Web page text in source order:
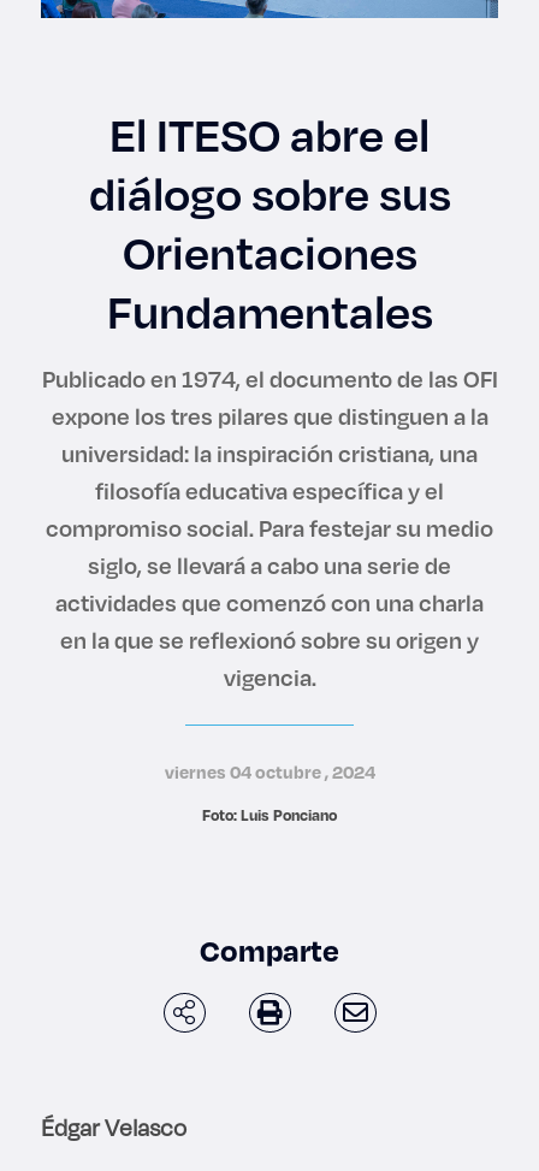
Graduaciones
Lo más buscado
Carreras
Derecho
Prepa ITESO
El ITESO abre el
diálogo sobre sus
Orientaciones
Fundamentales
Publicado en 1974, el documento de las OFI
expone los tres pilares que distinguen a la
universidad: la inspiración cristiana, una
filosofía educativa específica y el
compromiso social. Para festejar su medio
siglo, se llevará a cabo una serie de
actividades que comenzó con una charla
en la que se reflexionó sobre su origen y
vigencia.
viernes 04 octubre , 2024
Foto: Luis Ponciano
Comparte
Édgar Velasco